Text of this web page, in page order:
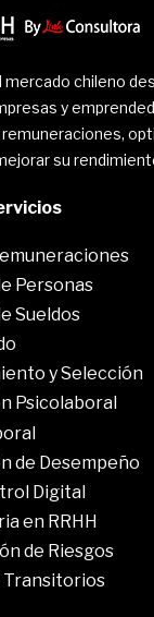
mercado chileno
y
su
Personas
Sueldos
y Selección
Psicolaboral
de Desempeño
Digital
en RRHH
de Riesgos
Transitorios